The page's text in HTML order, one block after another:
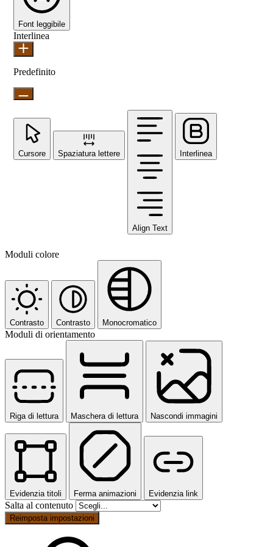
Font leggibile
Interlinea
Predefinito
Cursore Spaziatura lettere
Align Text
Interlinea
Moduli colore
Contrasto Contrasto Monocromatico
Moduli di orientamento
Riga di lettura Maschera di lettura Nascondi immagini
Evidenzia titoli Ferma animazioni Evidenzia link
Salta al contenuto
Reimposta impostazioni